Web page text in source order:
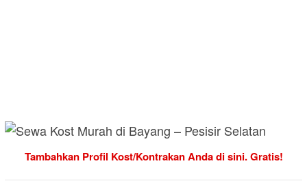
Tambahkan Profil Kost/Kontrakan Anda di sini. Gratis!